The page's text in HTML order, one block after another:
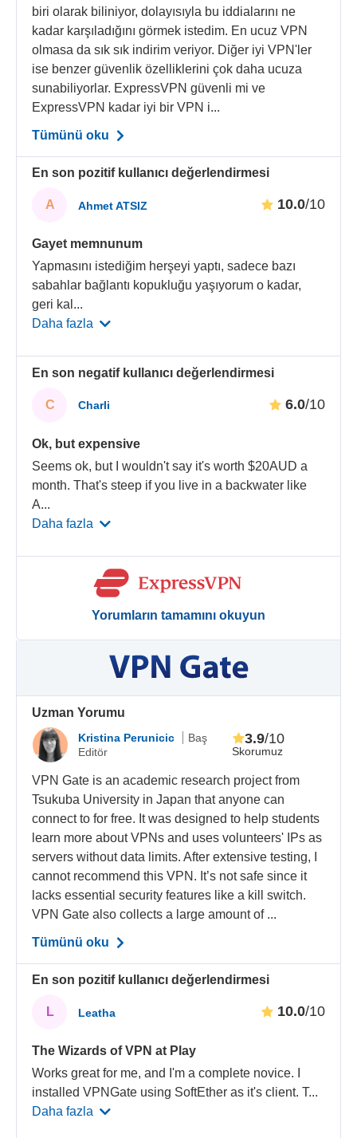
biri olarak biliniyor, dolayısıyla bu iddialarını ne
kadar karşıladığını görmek istedim. En ucuz VPN
olmasa da sık sık indirim veriyor. Diğer iyi VPN'ler
ise benzer güvenlik özelliklerini çok daha ucuza
sunabiliyorlar. ExpressVPN güvenli mi ve
ExpressVPN kadar iyi bir VPN i...
Tümünü oku
En son pozitif kullanıcı değerlendirmesi
A Ahmet ATSIZ 10.0/10
Gayet memnunum
Yapmasını istediğim herşeyi yaptı, sadece bazı
sabahlar bağlantı kopukluğu yaşıyorum o kadar,
geri kal ...
Daha fazla
En son negatif kullanıcı değerlendirmesi
C Charli 6.0/10
Ok, but expensive
Seems ok, but I wouldn't say it's worth $20AUD a
month. That's steep if you live in a backwater like
A...
Daha fazla
Yorumların tamamını okuyun
Uzman Yorumu
Kristina Perunicic
Baş
Editör
Skorumuz
3.9/10
VPN Gate is an academic research project from
Tsukuba University in Japan that anyone can
connect to for free. It was designed to help students
learn more about VPNs and uses volunteers' IPs as
servers without data limits. After extensive testing, I
cannot recommend this VPN. It’s not safe since it
lacks essential security features like a kill switch.
VPN Gate also collects a large amount of ...
Tümünü oku
En son pozitif kullanıcı değerlendirmesi
L Leatha 10.0/10
The Wizards of VPN at Play
Works great for me, and I'm a complete novice. I
installed VPNGate using SoftEther as it's client. T...
Daha fazla